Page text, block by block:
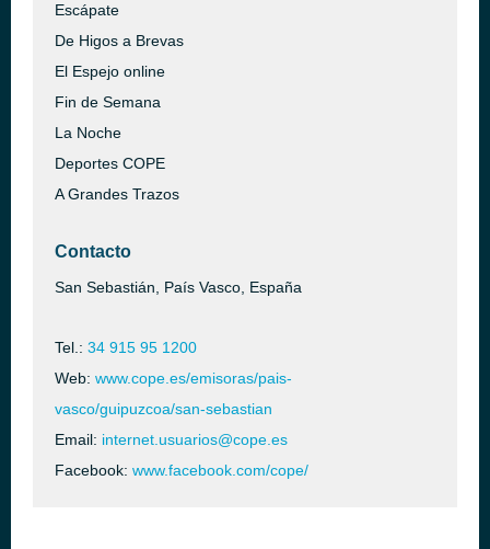
Escápate
De Higos a Brevas
El Espejo online
Fin de Semana
La Noche
Deportes COPE
A Grandes Trazos
Contacto
San Sebastián, País Vasco, España
Tel.: 34 915 95 1200
Web: www.cope.es/emisoras/pais-
vasco/guipuzcoa/san-sebastian
Email: internet.usuarios@cope.es
Facebook: www.facebook.com/cope/